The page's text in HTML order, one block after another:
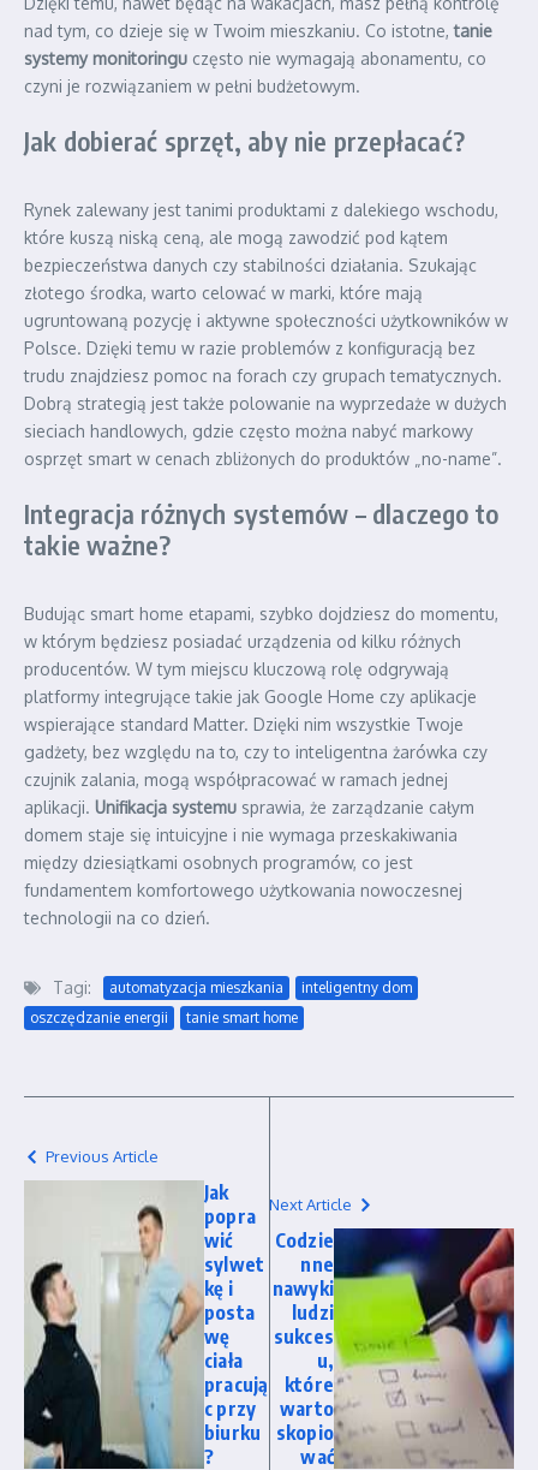
nad tym, co dzieje się w Twoim mieszkaniu. Co istotne,tanie
systemy monitoringu często nie wymagają abonamentu, co
czyni je rozwiązaniem w pełni budżetowym.
Jak dobierać sprzęt, aby nie przepłacać?
Rynek zalewany jest tanimi produktami z dalekiego wschodu,
które kuszą niską ceną, ale mogą zawodzić pod kątem
bezpieczeństwa danych czy stabilności działania. Szukając
złotego środka, warto celować w marki, które mają
ugruntowaną pozycję i aktywne społeczności użytkowników w
Polsce. Dzięki temu w razie problemów z konfiguracją bez
trudu znajdziesz pomoc na forach czy grupach tematycznych.
Dobrą strategią jest także polowanie na wyprzedaże w dużych
sieciach handlowych, gdzie często można nabyć markowy
osprzęt smart w cenach zbliżonych do produktów „no-name”.
Integracja różnych systemów – dlaczego to
takie ważne?
Budując smart home etapami, szybko dojdziesz do momentu,
w którym będziesz posiadać urządzenia od kilku różnych
producentów. W tym miejscu kluczową rolę odgrywają
platformy integrujące takie jak Google Home czy aplikacje
wspierające standard Matter. Dzięki nim wszystkie Twoje
gadżety, bez względu na to, czy to inteligentna żarówka czy
czujnik zalania, mogą współpracować w ramach jednej
aplikacji. Unifikacja systemu sprawia, że zarządzanie całym
domem staje się intuicyjne i nie wymaga przeskakiwania
między dziesiątkami osobnych programów, co jest
fundamentem komfortowego użytkowania nowoczesnej
technologii na co dzień.
Tagi: automatyzacja mieszkania
inteligentny dom
oszczędzanie energii
tanie smart home
Previous Article
Jak
popra
wić
sylwet
kę i
posta
wę
ciała
pracują
c przy
biurku
?
Next Article
Codzie
nne
nawyki
ludzi
sukces
u,
które
warto
skopio
wać